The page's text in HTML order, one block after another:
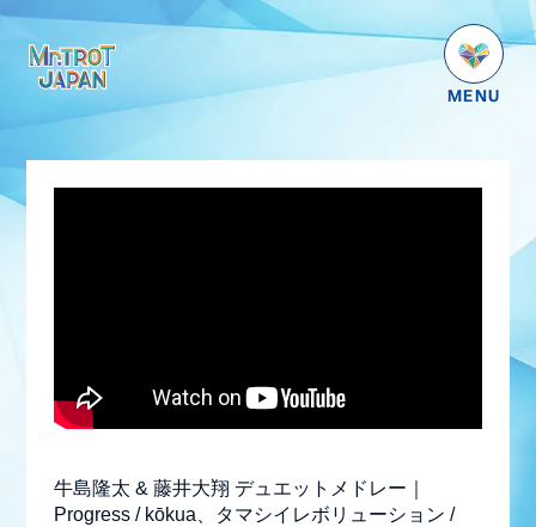
HOME
NEWS
DISCOGRAPHY
お問い合わせ
牛島隆太 & 藤井大翔 デュエットメドレー｜
Progress / kōkua、タマシイレボリューション /